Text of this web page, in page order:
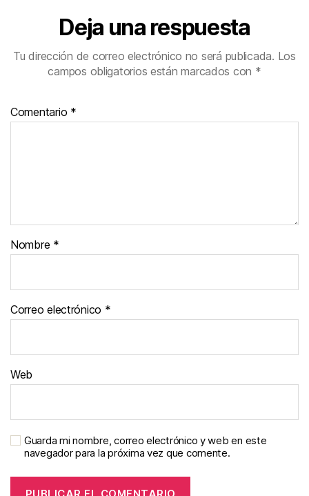
Deja una respuesta
Tu dirección de correo electrónico no será publicada. Los
campos obligatorios están marcados con *
Comentario *
Nombre *
Correo electrónico *
Web
Guarda mi nombre, correo electrónico y web en este
navegador para la próxima vez que comente.